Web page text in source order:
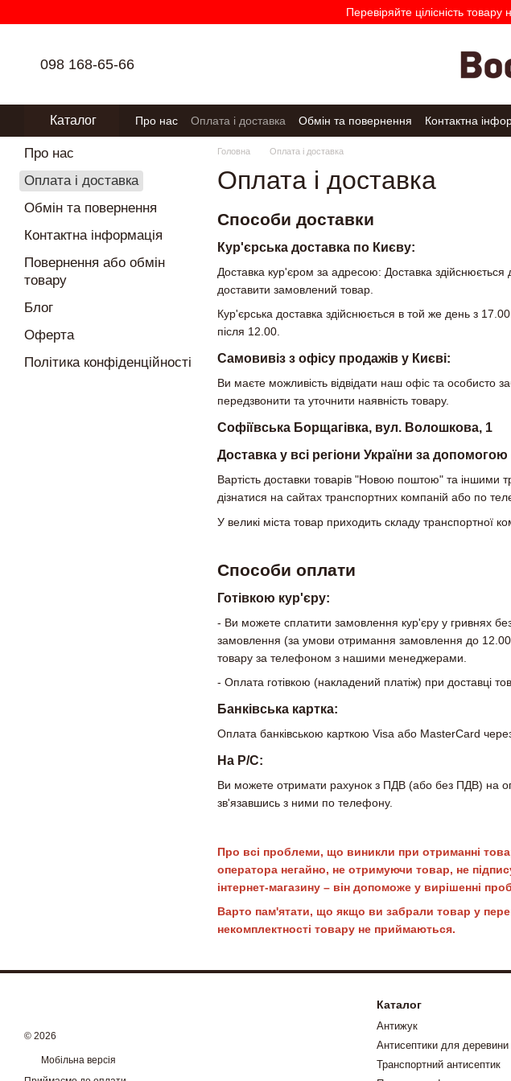
Перевіряйте цілісність
098 168-65-66
Каталог Про нас Оплата і доставка Обмін та повернення Контактна
Політика конфіденційності
Головна Оплата і доставка
Оплата і доставка
Способи доставки
Кур'єрська доставка по Києву:
Доставка кур'єром за адресою: Доставка здійснюється
доставити замовлений товар.
Кур'єрська доставка здійснюється в той же день з
після 12.00.
Самовивіз з офісу продажів у Києві:
Ви маєте можливість відвідати наш офіс та особисто
передзвонити та уточнити наявність товару.
Софіївська Борщагівка, вул. Волошкова, 1
Доставка у всі регіони України за
Вартість доставки товарів "Новою поштою" та іншими
дізнатися на сайтах транспортних компаній або по
У великі міста товар приходить складу транспортної
Способи оплати
Готівкою кур'єру:
- Ви можете сплатити замовлення кур'єру у гривнях
замовлення (за умови отримання замовлення до
товару за телефоном з нашими менеджерами.
- Оплата готівкою (накладений платіж) при доставці
Банківська картка:
Оплата банківською карткою Visa або MasterCard
На Р/С:
Ви можете отримати рахунок з ПДВ (або без ПДВ) на
зв'язавшись з ними по телефону.
Про всі проблеми, що виникли при отриманні
оператора негайно, не отримуючи товар, не
інтернет-магазину – він допоможе у вирішенні
Варто пам'ятати, що якщо ви забрали товар у
некомплектності товару не приймаються.
Про нас
Оплата і доставка
Обмін та повернення
Контактна інформація
Повернення або обмін
товару
Блог
Оферта
Політика конфіденційності
© 2026
Мобільна версія
Каталог
Антижук
Антисептики для деревини
Транспортний антисептик